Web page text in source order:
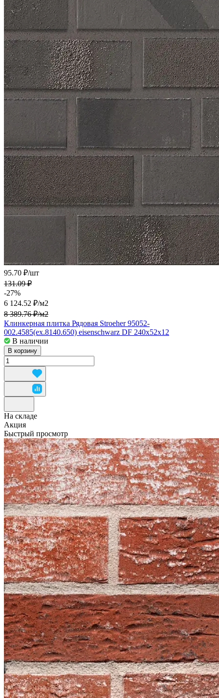
95.70 ₽/шт
131.09 ₽
-27%
6 124.52 ₽/м2
8 389.76 ₽/м2
Клинкерная плитка Рядовая Stroeher 95052-
002.4585(ex.8140.650) eisenschwarz DF 240x52x12
В наличии
В корзину
На складе
Акция
Быстрый просмотр